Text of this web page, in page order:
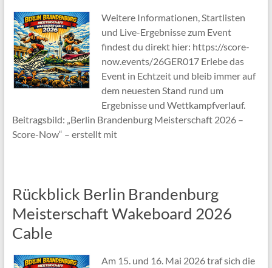
Weitere Informationen, Startlisten
und Live-Ergebnisse zum Event
findest du direkt hier: https://score-
now.events/26GER017 Erlebe das
Event in Echtzeit und bleib immer auf
dem neuesten Stand rund um
Ergebnisse und Wettkampfverlauf.
Beitragsbild: „Berlin Brandenburg Meisterschaft 2026 –
Score-Now“ – erstellt mit
Rückblick Berlin Brandenburg
Meisterschaft Wakeboard 2026
Cable
Am 15. und 16. Mai 2026 traf sich die